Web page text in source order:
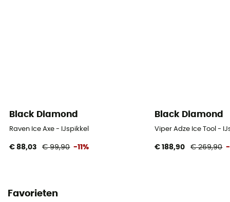
Black Diamond
Raven Ice Axe - IJspikkel
€ 88,03 € 99,90 -11%
Black Diamond
Viper Adze Ice Tool -
€ 188,90 € 269,90 -
Favorieten